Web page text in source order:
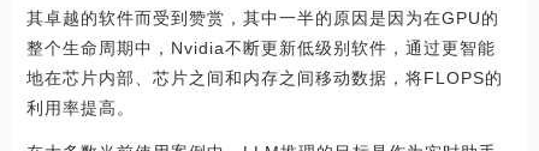
其卓越的软件而受到赞赏，其中一半的原因是因为在GPU的
整个生命周期中，Nvidia不断更新低级别软件，通过更智能
地在芯片内部、芯片之间和内存之间移动数据，将FLOPS的
利用率提高。